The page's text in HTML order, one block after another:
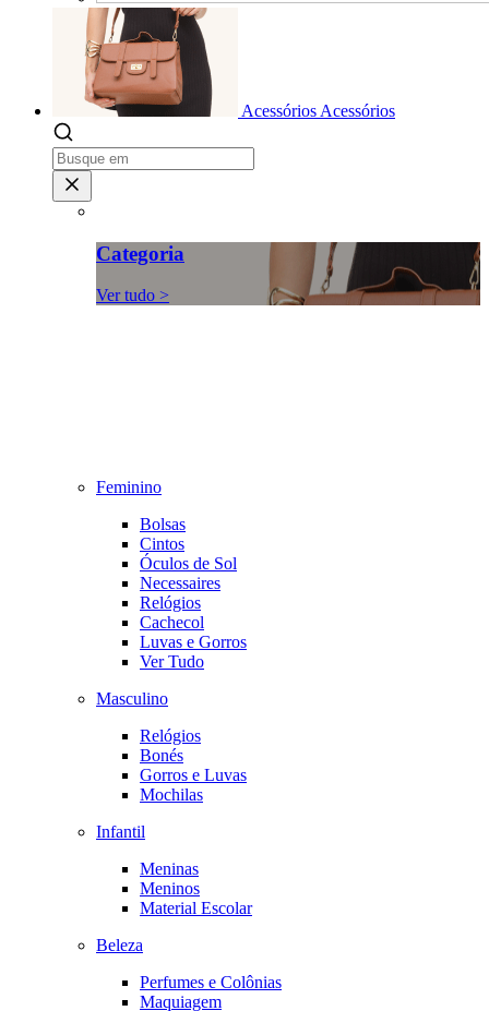
Acessórios Acessórios
Categoria
Ver tudo >
Feminino
Bolsas
Cintos
Óculos de Sol
Necessaires
Relógios
Cachecol
Luvas e Gorros
Ver Tudo
Masculino
Relógios
Bonés
Gorros e Luvas
Mochilas
Infantil
Meninas
Meninos
Material Escolar
Beleza
Perfumes e Colônias
Maquiagem